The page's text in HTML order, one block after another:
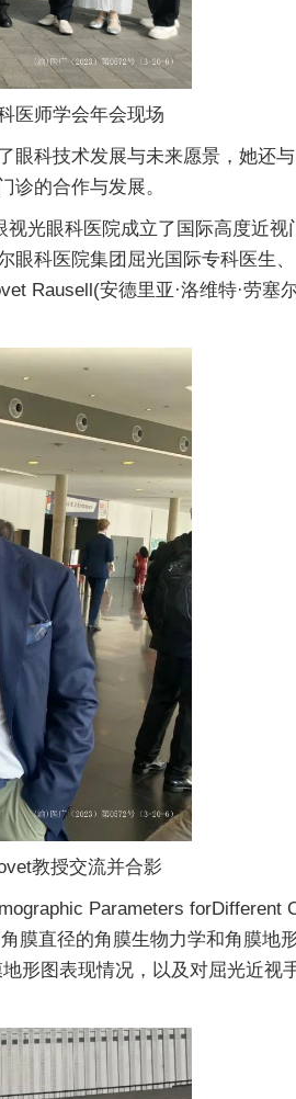
医师学会年会现场
科技术发展与未来愿景，她还与
诊的合作与发展。
光眼科医院成立了国际高度近视
科医院集团屈光国际专科医生、
Rausell(安德里亚·洛维特·劳塞
教授交流并合影
Parameters forDifferent
膜直径的角膜生物力学和角膜地
形图表现情况，以及对屈光近视